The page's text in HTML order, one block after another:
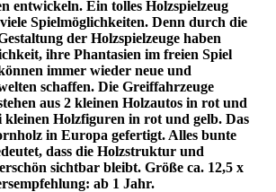
entwickeln. Ein tolles Holzspielzeug
Spielmöglichkeiten. Denn durch die
der Holzspielzeuge haben
ihre Phantasien im freien Spiel
immer wieder neue und
schaffen. Die Greiffahrzeuge
aus 2 kleinen Holzautos in rot und
kleinen Holzfiguren in rot und gelb. Das
in Europa gefertigt. Alles bunte
dass die Holzstruktur und
sichtbar bleibt. Größe ca. 12,5 x
ab 1 Jahr.